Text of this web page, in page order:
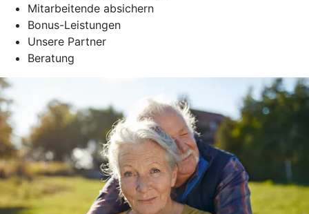
Mitarbeitende absichern
Bonus-Leistungen
Unsere Partner
Beratung